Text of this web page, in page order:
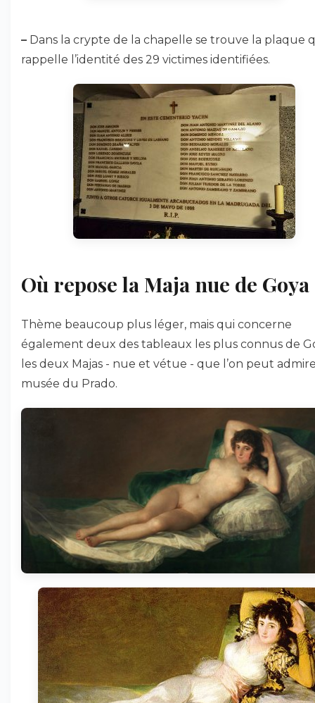
– Dans la crypte de la chapelle se trouve la plaque
rappelle l’identité des 29 victimes identifiées.
Où repose la Maja nue de Goya
Thème beaucoup plus léger, mais qui concerne
également deux des tableaux les plus connus de
les deux Majas - nue et vétue - que l’on peut
musée du Prado.